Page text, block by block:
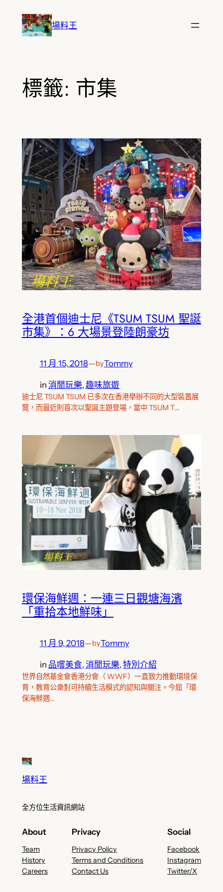
場料王
標籤: 市集
全港首個迪士尼《TSUM TSUM 聖誕
市集》：6 大場景登陸朗豪坊
11 月 15, 2018—byTommy
in 消閒玩樂, 趣味旅遊
迪士尼 TSUM TSUM 已多次在香港舉辦不同的大型裝置展
覽，而最近則首次以聖誕主題登場，當中 TSUM T…
環保海鮮週：一連三日觀塘海濱
「重拾本地鮮味」
11 月 9, 2018—byTommy
in 品嚐美食, 消閒玩樂, 特別介紹
世界自然基金會香港分會（ WWF）一直致力推動環境保
育，教育公衆對可持續生活模式的認知與關注。今屆「環
保海鮮週…
場料王
全方位生活資訊網站
About
Team
History
Careers
Privacy
Privacy Policy
Terms and Conditions
Contact Us
Social
Facebook
Instagram
Twitter/X